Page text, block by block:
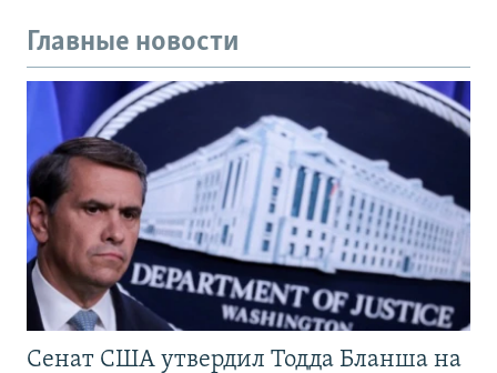
Главные новости
Сенат США утвердил Тодда Бланша на